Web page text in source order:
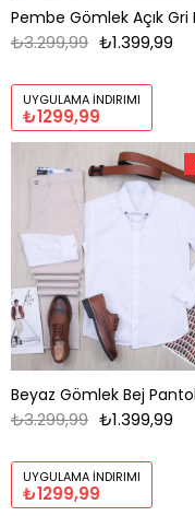
₺1.399,99
₺3.299,99
UYGULAMA İNDIRIMI
₺1299,99
₺1.399,99
₺3.299,99
UYGULAMA İNDIRIMI
₺1299,99